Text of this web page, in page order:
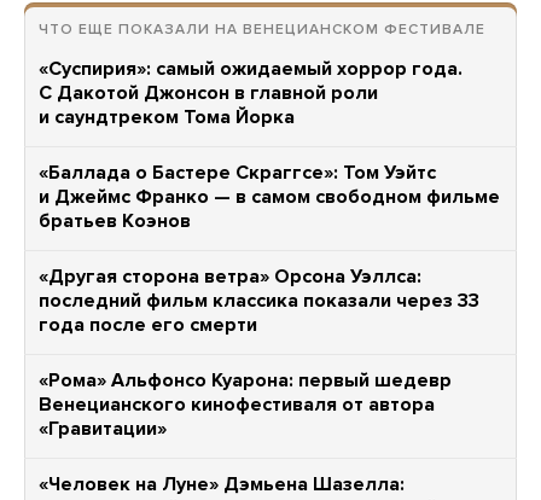
ЧТО ЕЩЕ ПОКАЗАЛИ НА ВЕНЕЦИАНСКОМ ФЕСТИВАЛЕ
«Суспирия»: самый ожидаемый хоррор года.
С Дакотой Джонсон в главной роли
и саундтреком Тома Йорка
«Баллада о Бастере Скраггсе»: Том Уэйтс
и Джеймс Франко — в самом свободном фильме
братьев Коэнов
«Другая сторона ветра» Орсона Уэллса:
последний фильм классика показали через 33
года после его смерти
«Рома» Альфонсо Куарона: первый шедевр
Венецианского кинофестиваля от автора
«Гравитации»
«Человек на Луне» Дэмьена Шазелла: